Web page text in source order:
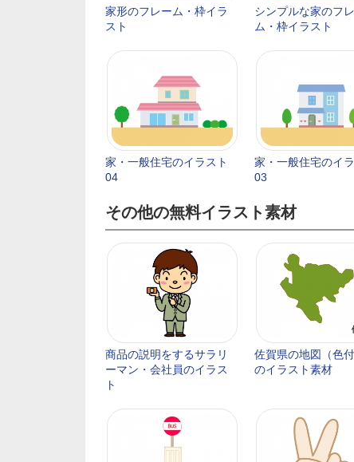
家形のフレーム・枠イラ
スト
シンプルな家のフ
ム・枠イラスト
家・一般住宅のイラスト
04
家・一般住宅のイ
03
その他の無料イラスト素材
商品の説明をするサラリ
ーマン・会社員のイラス
ト
佐賀県の地図（色付
のイラスト素材